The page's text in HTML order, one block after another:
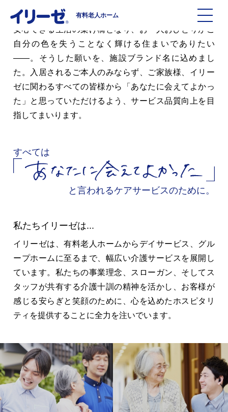
有料老人ホーム
施設を探す
イリーゼについて
イリーゼについて
イリーゼが選ばれる理由
会社概要
入居までの流れ
お役立ち記事
介護用語をわかりやすく説明
有料老人ホームとは
意外と知らない介護保険の基本
有料老人ホームを選ぶ時のポイント
介護費用とお金について
その他
会社概要
様々な想いを抱えておられるご高齢のお客様にとって
安心できる生活の架け橋となり、お一人おひとりがご
自分の色を失うことなく輝ける住まいでありたい
――。 そうした願いを、施設ブランド名に込めまし
た。
入居されるご本人のみならず、ご家族様、イリー
ゼに関わるすべての皆様から
「あなたに会えてよかっ
た」
と思っていただけるよう、サービス品質向上を目
指してまいります。
すべては
と言われるケアサービスのために。
私たちイリーゼは...
イリーゼは、有料老人ホームからデイサービス、グル
ープホームに至るまで、幅広い介護サービスを展開し
ています。私たちの事業理念、スローガン、そしてス
タッフが共有する介護十訓の精神を活かし、お客様が
感じる安らぎと笑顔のために、心を込めたホスピタリ
ティを提供することに全力を注いでいます。